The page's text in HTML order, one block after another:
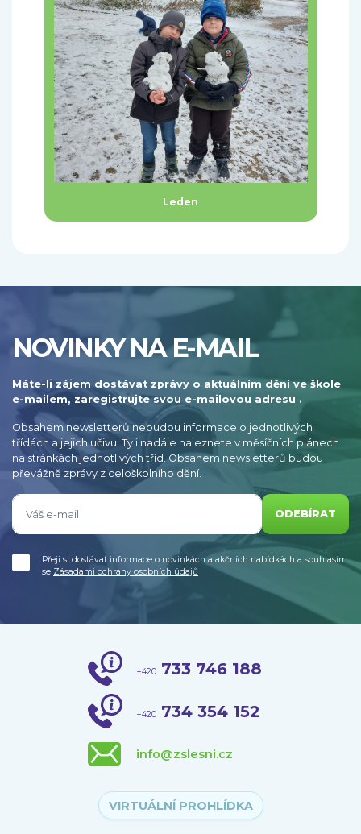
Leden
NOVINKY NA E-MAIL
Máte-li zájem dostávat zprávy o aktuálním dění ve škole
e-mailem, zaregistrujte svou e-mailovou adresu .
Obsahem newsletterů nebudou informace o jednotlivých
třídách a jejich učivu. Ty i nadále naleznete v měsíčních plánech
na stránkách jednotlivých tříd. Obsahem newsletterů budou
převážně zprávy z celoškolního dění.
ODEBÍRAT
Přeji si dostávat informace o novinkách a akčních nabídkách a souhlasím
se Zásadami ochrany osobních údajů
+420 733 746 188
+420 734 354 152
info@zslesni.cz
VIRTUÁLNÍ PROHLÍDKA